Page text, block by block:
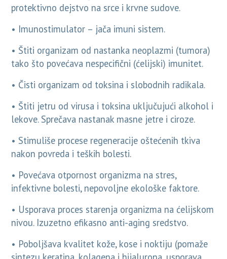
protektivno dejstvo na srce i krvne sudove.
• Imunostimulator – jača imuni sistem.
• Štiti organizam od nastanka neoplazmi (tumora)
tako što povećava nespecifični (ćelijski) imunitet.
• Čisti organizam od toksina i slobodnih radikala.
• Štiti jetru od virusa i toksina uključujući alkohol i
lekove. Sprečava nastanak masne jetre i ciroze.
• Stimuliše procese regeneracije oštećenih tkiva
nakon povreda i teških bolesti.
• Povećava otpornost organizma na stres,
infektivne bolesti, nepovoljne ekološke faktore.
• Usporava proces starenja organizma na ćelijskom
nivou. Izuzetno efikasno anti-aging sredstvo.
• Poboljšava kvalitet kože, kose i noktiju (pomaže